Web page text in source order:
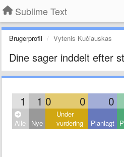
Sublime Text
Brugerprofil Vytenis Kučiauskas
Dine sager inddelt efter
1 1 0 0 0
Alle Nye
Under
vurdering
Planlagt